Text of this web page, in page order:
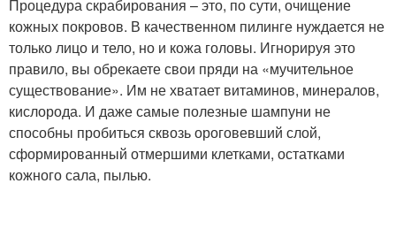
Скраб от перхоти Скрабы для кожи
Пилинг для головы
Процедура скрабирования – это, по сути, очищение
кожных покровов. В качественном пилинге нуждается не
только лицо и тело, но и кожа головы. Игнорируя это
правило, вы обрекаете свои пряди на «мучительное
существование». Им не хватает витаминов, минералов,
кислорода. И даже самые полезные шампуни не
способны пробиться сквозь ороговевший слой,
сформированный отмершими клетками, остатками
кожного сала, пылью.